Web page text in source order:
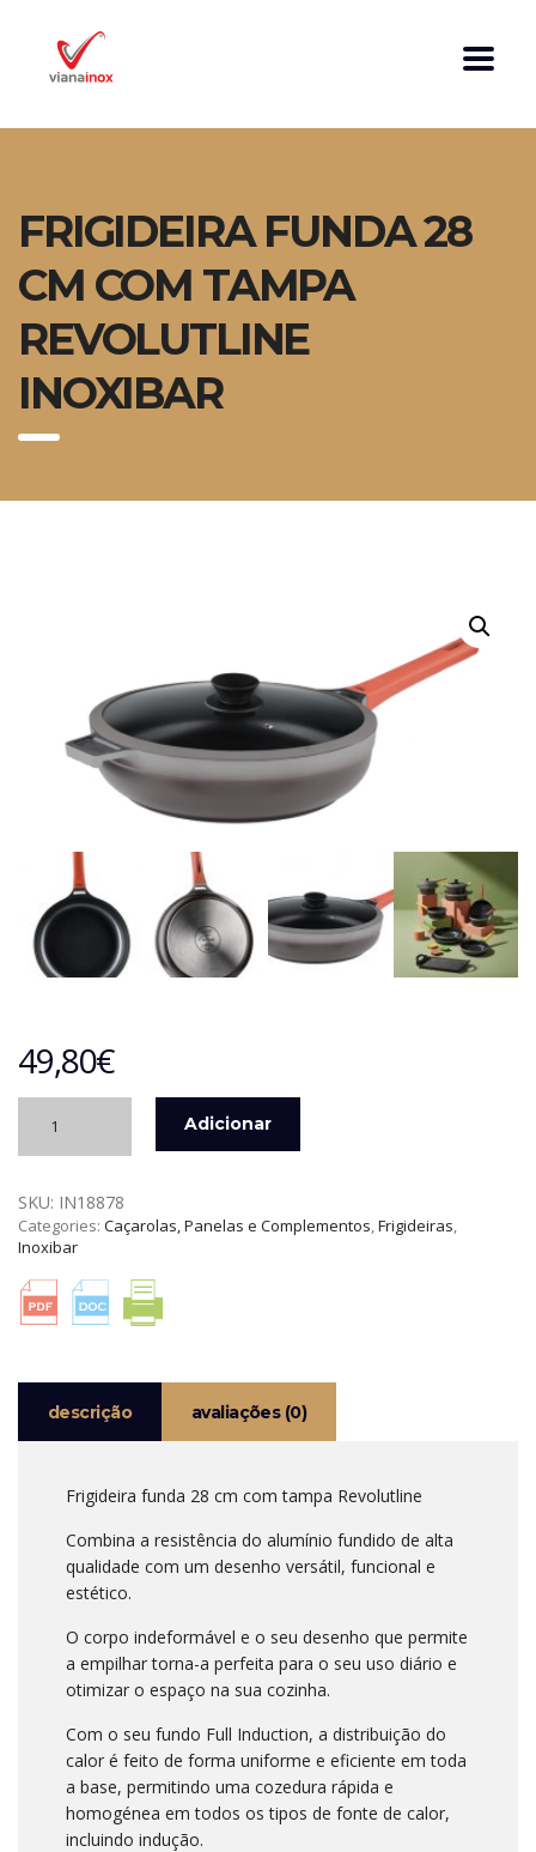
FRIGIDEIRA FUNDA 28
CM COM TAMPA
REVOLUTLINE
INOXIBAR
49,80€
FRIGIDEIRA
28
CM
COM
TAMPA
REVOLUTLINE
INOXIBAR
Adicionar
SKU: IN18878
Categories: Caçarolas, Panelas e Complementos,Frigideiras,
Inoxibar
descrição avaliações (0)
Frigideira funda 28 cm com tampa Revolutline
Combina a resistência do alumínio fundido de alta
qualidade com um desenho versátil, funcional e
estético.
O corpo indeformável e o seu desenho que permite
a empilhar torna-a perfeita para o seu uso diário e
otimizar o espaço na sua cozinha.
Com o seu fundo Full Induction, a distribuição do
calor é feito de forma uniforme e eficiente em toda
a base, permitindo uma cozedura rápida e
homogénea em todos os tipos de fonte de calor,
incluindo indução.